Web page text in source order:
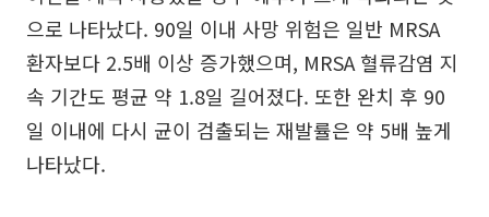
으로 나타났다. 90일 이내 사망 위험은 일반 MRSA
환자보다 2.5배 이상 증가했으며, MRSA 혈류감염 지
속 기간도 평균 약 1.8일 길어졌다. 또한 완치 후 90
일 이내에 다시 균이 검출되는 재발률은 약 5배 높게
나타났다.